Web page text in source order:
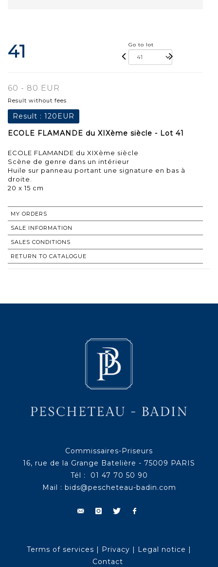
41 Go to lot
60 - 80 EUR
Result without fees
Result : 120EUR
ECOLE FLAMANDE du XIXème siècle - Lot 41
ECOLE FLAMANDE du XIXème siècle
Scène de genre dans un intérieur
Huile sur panneau portant une signature en bas à
droite.
20 x 15 cm
MY ORDERS
SALE INFORMATION
SALES CONDITIONS
RETURN TO CATALOGUE
Commissaires-Priseurs
16, rue de la Grange Batelière - 75009 PARIS
Tél : 01 47 70 50 90
Mail : bids@pescheteau-badin.com
Terms of services | Privacy | Legal notice |
Contact